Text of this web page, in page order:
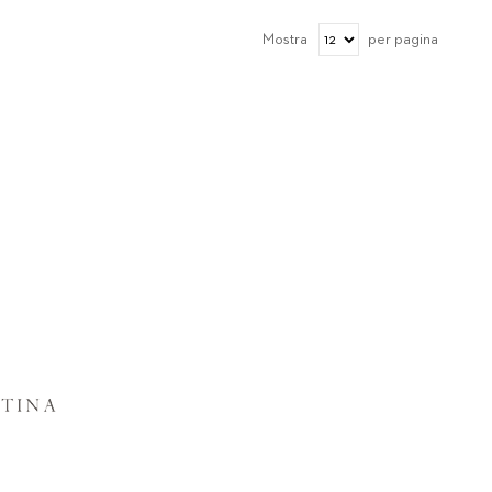
Mostra per pagina